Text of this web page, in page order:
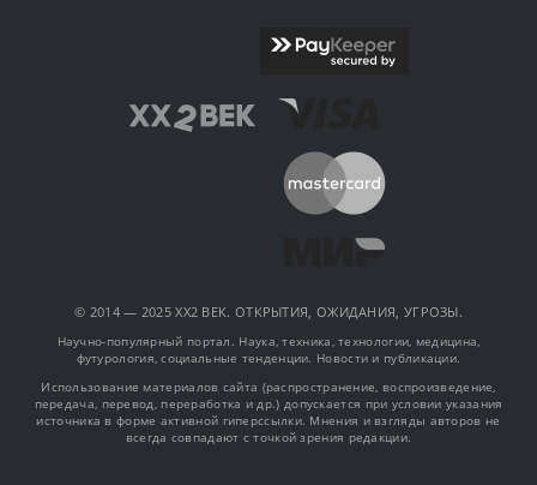
© 2014 — 2025 XX2 ВЕК. ОТКРЫТИЯ, ОЖИДАНИЯ, УГРОЗЫ.
Научно-популярный портал. Наука, техника, технологии, медицина,
футурология, социальные тенденции. Новости и публикации.
Использование материалов сайта (распространение, воспроизведение,
передача, перевод, переработка и др.) допускается при условии указания
источника в форме активной гиперссылки. Мнения и взгляды авторов не
всегда совпадают с точкой зрения редакции.